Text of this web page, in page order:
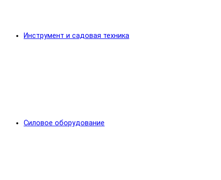
Инструмент и садовая техника
Силовое оборудование